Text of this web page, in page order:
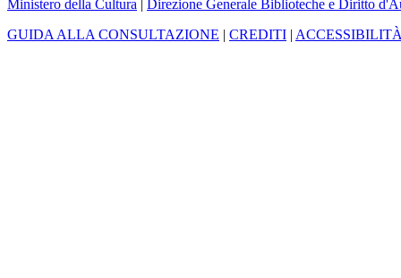
Ministero della Cultura
Direzione Generale Biblioteche e Diritto
GUIDA ALLA CONSULTAZIONE | CREDITI |